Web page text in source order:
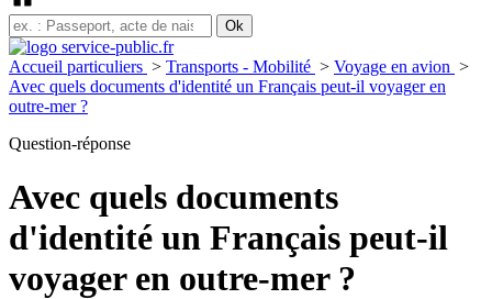
Accueil particuliers > Transports - Mobilité > Voyage en avion >
Avec quels documents d'identité un Français peut-il voyager en
outre-mer ?
Question-réponse
Avec quels documents
d'identité un Français peut-il
voyager en outre-mer ?